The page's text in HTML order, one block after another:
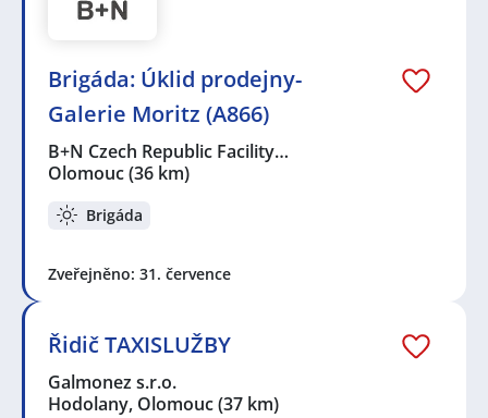
Brigáda: Úklid prodejny-
Galerie Moritz (A866)
B+N Czech Republic Facility…
Olomouc(36 km)
Brigáda
Zveřejněno: 31. července
Řidič TAXISLUŽBY
Galmonez s.r.o.
Hodolany, Olomouc(37 km)